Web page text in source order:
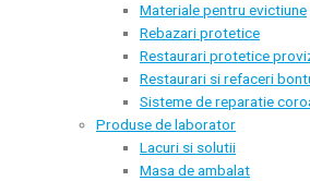
Materiale pentru evictiune
Rebazari protetice
Restaurari protetice
Restaurari si refaceri
Sisteme de reparatie
Produse de laborator
Lacuri si solutii
Masa de ambalat